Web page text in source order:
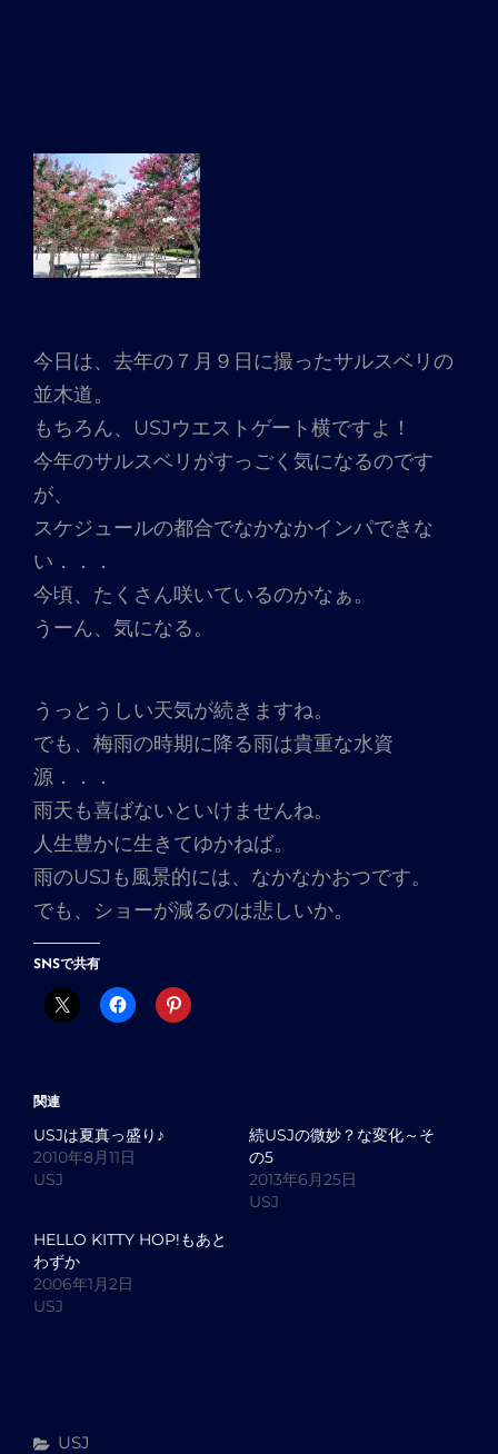
今日は、去年の７月９日に撮ったサルスベリの
並木道。
もちろん、USJウエストゲート横ですよ！
今年のサルスベリがすっごく気になるのです
が、
スケジュールの都合でなかなかインパできな
い．．．
今頃、たくさん咲いているのかなぁ。
うーん、気になる。
うっとうしい天気が続きますね。
でも、梅雨の時期に降る雨は貴重な水資
源．．．
雨天も喜ばないといけませんね。
人生豊かに生きてゆかねば。
雨のUSJも風景的には、なかなかおつです。
でも、ショーが減るのは悲しいか。
SNSで共有
関連
USJは夏真っ盛り♪
2010年8月11日
USJ
続USJの微妙？な変化～そ
の5
2013年6月25日
USJ
HELLO KITTY HOP!もあと
わずか
2006年1月2日
USJ
カ
USJ